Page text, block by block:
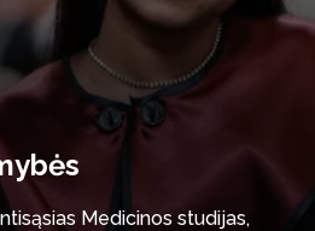
Medicinos studijas,